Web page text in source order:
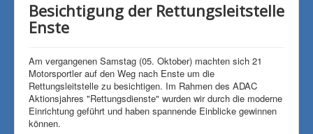
Besichtigung der Rettungsleitstelle
Enste
Am vergangenen Samstag (05. Oktober) machten sich 21
Motorsportler auf den Weg nach Enste um die
Rettungsleitstelle zu besichtigen. Im Rahmen des ADAC
Aktionsjahres "Rettungsdienste" wurden wir durch die moderne
Einrichtung geführt und haben spannende Einblicke gewinnen
können.